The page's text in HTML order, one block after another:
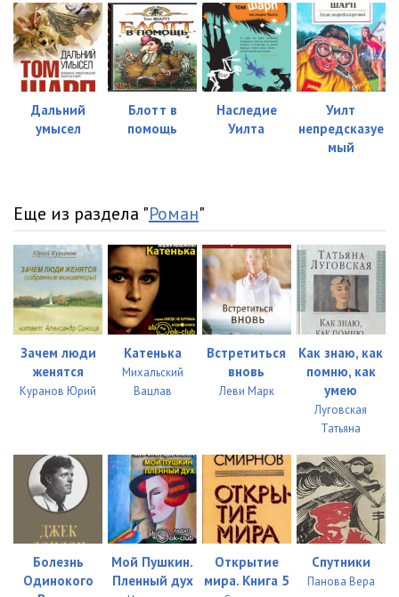
0017 33:50
0018 23:24
0019 31:07
0020 23:40
09:33
Дальний
умысел
Блотт в
помощь
Наследие
Уилта
Уилт
непредсказуе
мый
Еще из раздела "Роман"
Зачем люди
женятся
Куранов Юрий
Катенька
Михальский
Вацлав
Встретиться
вновь
Леви Марк
Как знаю, как
помню, как
умею
Луговская
Татьяна
Болезнь
Одинокого
Мой Пушкин.
Пленный дух
Открытие
мира. Книга 5
Спутники
Панова Вера